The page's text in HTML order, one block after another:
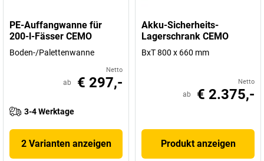
PE-Auffangwanne für
200-l-Fässer CEMO
Boden-/Palettenwanne
Netto
ab € 297,-
3-4 Werktage
2 Varianten anzeigen
Akku-Sicherheits-
Lagerschrank CEMO
BxT 800 x 660 mm
Netto
ab € 2.375,-
Produkt anzeigen